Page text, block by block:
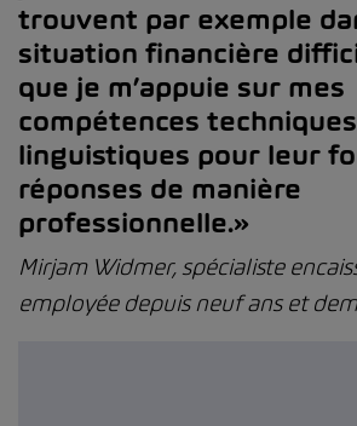
trouvent par exemple
situation financière
que je m’appuie sur mes
compétences
linguistiques pour leur
réponses de manière
professionnelle.»
Mirjam Widmer, spécialiste
employée depuis neuf ans et